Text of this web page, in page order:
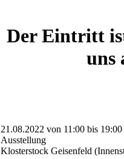
Der Eintritt
uns
21.08.2022 von 11:00 bis
Ausstellung
Klosterstock Geisenfeld